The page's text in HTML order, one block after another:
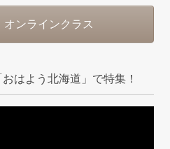
オンラインクラス
はよう北海道」で特集！